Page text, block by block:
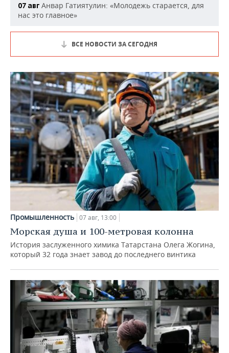
07 авг Анвар Гатиятулин: «Молодежь старается, для
нас это главное»
ВСЕ НОВОСТИ ЗА СЕГОДНЯ
Промышленность 07 авг, 13:00
Морская душа и 100-метровая колонна
История заслуженного химика Татарстана Олега Жогина,
который 32 года знает завод до последнего винтика